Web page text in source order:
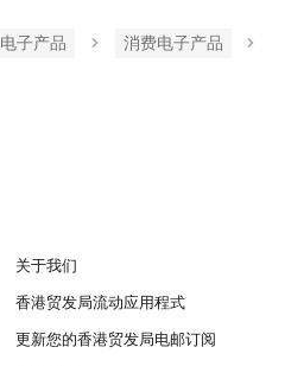
电子产品
消费电子产品
关于我们
香港贸发局流动应用程式
更新您的香港贸发局电邮订阅